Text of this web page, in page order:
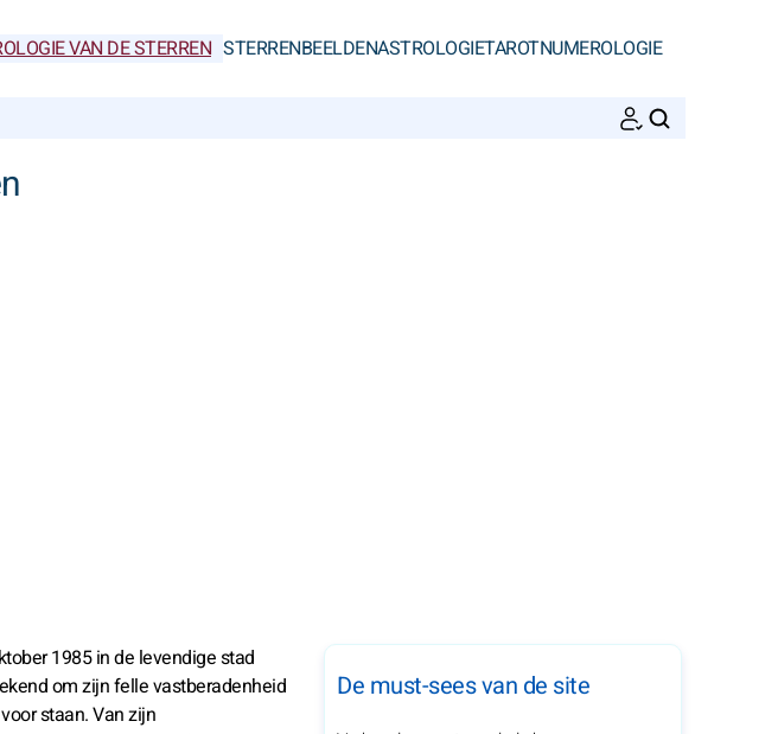
VAN DE STERREN STERRENBEELDENASTROLOGIETAROTNUMEROLOGIE
1985 in de levendige stad
om zijn felle vastberadenheid
staan. Van zijn
De must-sees van de site